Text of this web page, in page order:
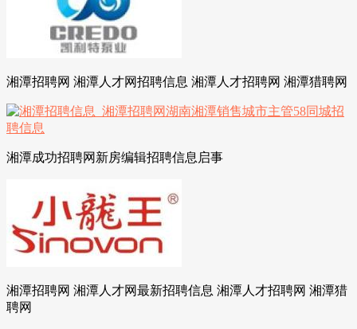
湘潭招聘网 湘潭人才网招聘信息 湘潭人才招聘网 湘潭猎聘网
湘潭成功招聘网新房编辑招聘信息启事
湘潭招聘网 湘潭人才网最新招聘信息 湘潭人才招聘网 湘潭猎
聘网